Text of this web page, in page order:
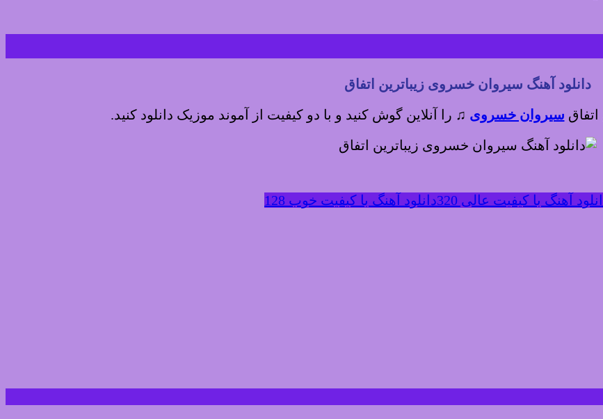
دانلود آهنگ سیروان خسروی زیباترین اتفاق
اتفاق سیروان خسروی ♫ را آنلاین گوش کنید و با دو کیفیت از آموند موزیک دانلود کنید.
آهنگ با کیفیت عالی 320 دانلود آهنگ با کیفیت خوب 128